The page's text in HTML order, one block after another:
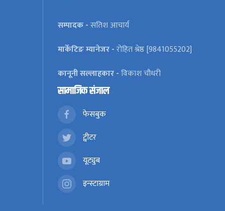
सम्पादक -सतिश आचार्य
मार्केटिङ म्यानेजर -रोहित श्रेष्ठ [9841055202]
कानूनी सल्लाहकार -विकाश चौधरी
सामाजिक संजाल
फेसबुक
ट्वीटर
यूट्युब
इन्स्टाग्राम